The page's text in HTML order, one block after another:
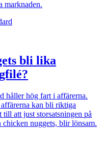
marknaden.
bli lika
håller hög fart i affärerna.
kan bli riktiga
att just storsatsningen på
nuggets, blir lönsam.